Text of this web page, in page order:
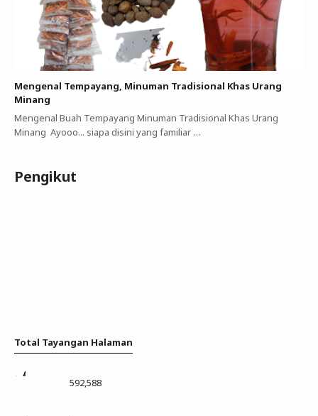
Mengenal Tempayang, Minuman Tradisional Khas Urang
Minang
Mengenal Buah Tempayang Minuman Tradisional Khas Urang
Minang Ayooo... siapa disini yang familiar …
Pengikut
Total Tayangan Halaman
592,588